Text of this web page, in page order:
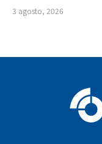
3 agosto, 2026